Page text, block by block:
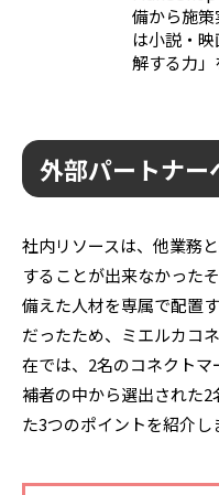
備から施
は小説・
解する力」
外部パートナー
社内リソースは、他業務
することが出来なかった
備えた人材を専属で配置
だったため、 ミエルカコ
在では、2名のコネクト
補者の中から選出された
た3つのポイントを紹介し